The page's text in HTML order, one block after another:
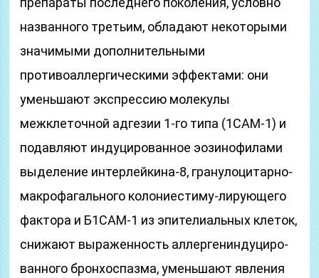
названного третьим, обладают некоторыми
значимыми дополнительными
противоаллергическими эффектами: они
уменьшают экспрессию молекулы
межклеточной адгезии 1-го типа (1САМ-1) и
подавляют индуцированное эозинофилами
выделение интерлейкина-8, гранулоцитарно-
макрофагального колониестиму-лирующего
фактора и Б1САМ-1 из эпителиальных клеток,
снижают выраженность аллергениндуциро-
ванного бронхоспазма, уменьшают явления